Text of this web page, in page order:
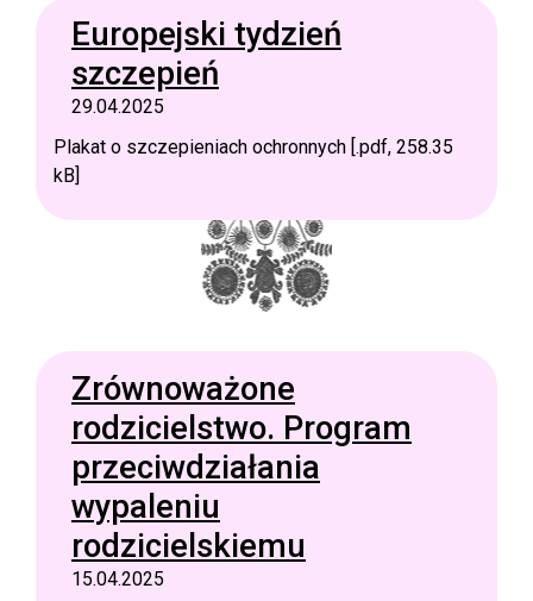
Europejski tydzień
szczepień
29.04.2025
Plakat o szczepieniach ochronnych [.pdf, 258.35
kB]
Zrównoważone
rodzicielstwo. Program
przeciwdziałania
wypaleniu
rodzicielskiemu
15.04.2025